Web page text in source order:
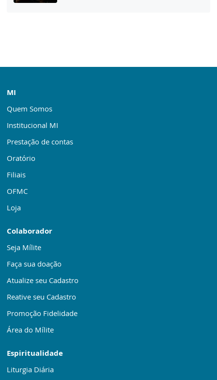
MI
Quem Somos
Institucional MI
Prestação de contas
Oratório
Filiais
OFMC
Loja
Colaborador
Seja Mílite
Faça sua doação
Atualize seu Cadastro
Reative seu Cadastro
Promoção Fidelidade
Área do Mílite
Espiritualidade
Liturgia Diária